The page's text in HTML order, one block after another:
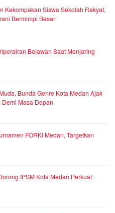
Kekompakan Siswa Sekolah Rakyat,
Bermimpi Besar
Belawan Saat Menjaring
Bunda Genre Kota Medan Ajak
Masa Depan
FORKI Medan, Targetkan
IPSM Kota Medan Perkuat